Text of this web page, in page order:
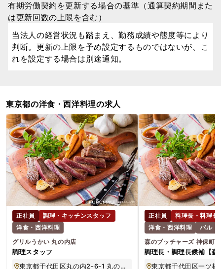
有期労働契約を更新する場合の基準（通算契約期間また
は更新回数の上限を含む）
当法人の経営状況も踏まえ、勤務成績や態度等により
判断。更新の上限を予め設定するものではないが、こ
れを設定する場合は別途通知。
東京都の洋食・西洋料理の求人
正社員
調理・キッチンスタッフ
洋食・西洋料理
グリルうかい 丸の内店
調理スタッフ
東京都千代田区丸の内2-6-1 丸の内ブリックスクエア 2F
正社員
料理長・料理長
洋食・西洋料理
バル・
森のブッチャーズ 神保町
調理長・調理長候補【森
ズ 神保町】
東京都千代田区一ツ